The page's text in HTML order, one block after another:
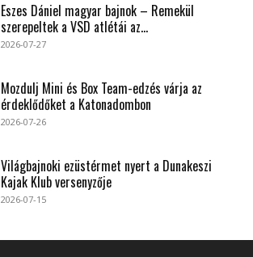
Eszes Dániel magyar bajnok – Remekül
szerepeltek a VSD atlétái az...
2026-07-27
Mozdulj Mini és Box Team-edzés várja az
érdeklődőket a Katonadombon
2026-07-26
Világbajnoki ezüstérmet nyert a Dunakeszi
Kajak Klub versenyzője
2026-07-15